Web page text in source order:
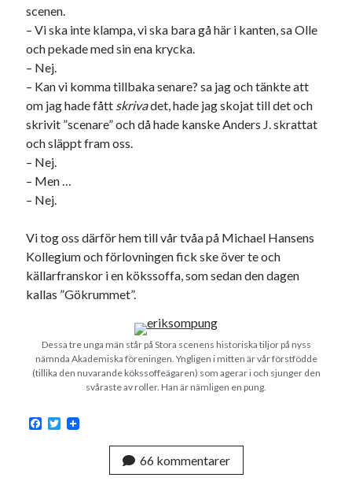
Den stora bloggläsarvärvsveckan
Godisbrödet från himlen
Köttfärslimpan på allas läppar
Länkskolan
Lotten som Sommarpratare (i fantasin alltså: grupp på FB)
Vad ska du laga för mat idag? (Recept!)
Meta
Flöde för inlägg
WordPress.org
Pejpalla!
Swish: 070-8885542
scenen.
– Vi ska inte klampa, vi ska bara gå här i kanten, sa Olle
och pekade med sin ena krycka.
– Nej.
– Kan vi komma tillbaka senare? sa jag och tänkte att
om jag hade fått skrivadet, hade jag skojat till det och
skrivit ”scenare” och då hade kanske Anders J. skrattat
och släppt fram oss.
– Nej.
– Men …
– Nej.
Vi tog oss därför hem till vår tvåa på Michael Hansens
Kollegium och förlovningen fick ske över te och
källarfranskor i en kökssoffa, som sedan den dagen
kallas ”Gökrummet”.
Dessa tre unga män står på Stora scenens historiska tiljor på nyss
nämnda Akademiska föreningen. Yngligen i mitten är vår förstfödde
(tillika den nuvarande kökssoffeägaren) som agerar i och sjunger den
svåraste av roller. Han är nämligen en pung.
F
T
66 kommentarer